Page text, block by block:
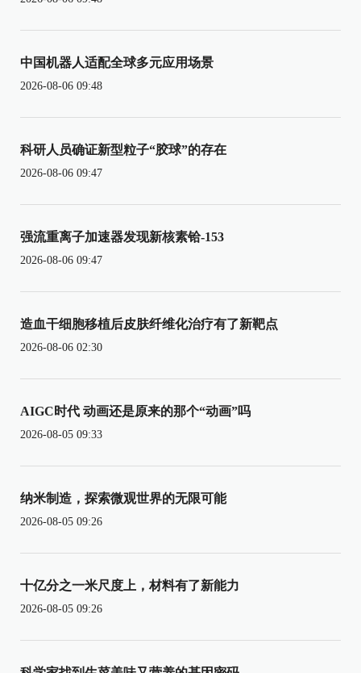
中国机器人适配全球多元应用场景
2026-08-06 09:48
科研人员确证新型粒子“胶球”的存在
2026-08-06 09:47
强流重离子加速器发现新核素铪-153
2026-08-06 09:47
造血干细胞移植后皮肤纤维化治疗有了新靶点
2026-08-06 02:30
AIGC时代 动画还是原来的那个“动画”吗
2026-08-05 09:33
纳米制造，探索微观世界的无限可能
2026-08-05 09:26
十亿分之一米尺度上，材料有了新能力
2026-08-05 09:26